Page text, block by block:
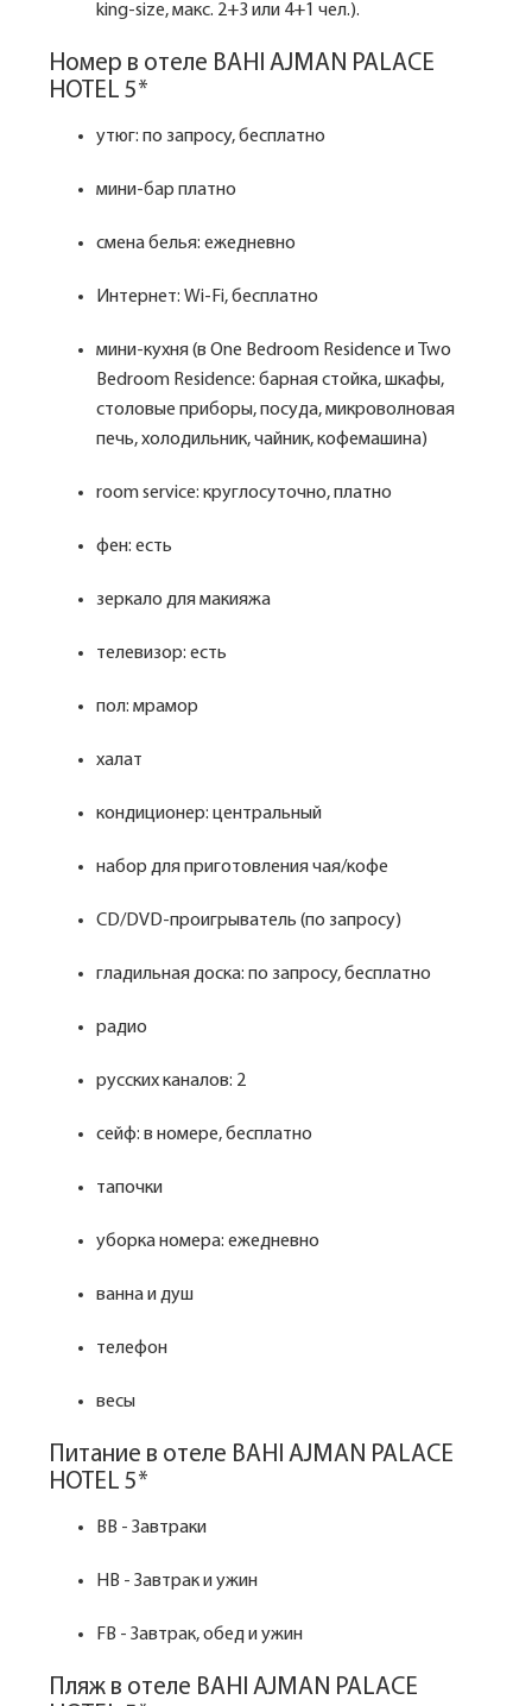
king-size, макс. 2+3 или 4+1 чел.).
Номер в отеле BAHI AJMAN PALACE
HOTEL 5*
утюг: по запросу, бесплатно
мини-бар платно
смена белья: ежедневно
Интернет: Wi-Fi, бесплатно
мини-кухня (в One Bedroom Residence и Two
Bedroom Residence: барная стойка, шкафы,
столовые приборы, посуда, микроволновая
печь, холодильник, чайник, кофемашина)
room service: круглосуточно, платно
фен: есть
зеркало для макияжа
телевизор: есть
пол: мрамор
халат
кондиционер: центральный
набор для приготовления чая/кофе
CD/DVD-проигрыватель (по запросу)
гладильная доска: по запросу, бесплатно
радио
русских каналов: 2
сейф: в номере, бесплатно
тапочки
уборка номера: ежедневно
ванна и душ
телефон
весы
Питание в отеле BAHI AJMAN PALACE
HOTEL 5*
BB - Завтраки
HB - Завтрак и ужин
FB - Завтрак, обед и ужин
Пляж в отеле BAHI AJMAN PALACE